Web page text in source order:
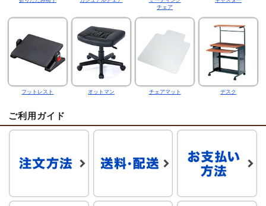
チェア
フットレスト オットマン チェアマット デスク
ご利用ガイド